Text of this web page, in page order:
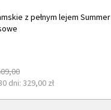
z pełnym lejem Summer
dni: 329,00 zł